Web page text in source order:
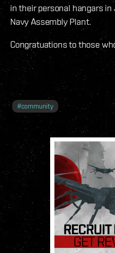
in their personal hangars in
Navy Assembly Plant.
Congratuations to those
#community